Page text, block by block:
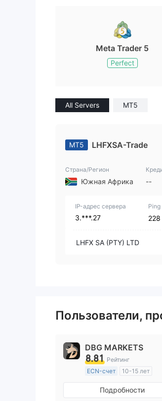
Meta Trader 5
Perfect
All Servers MT5
MT5 LHFXSA-Trade
Страна/Регион
Южная Африка --
IP-адрес сервера
3.***.27
Ping
228
LHFX SA (PTY) LTD
Пользователи,
DBG MARKETS
8.81 Рейтинг
ECN-счет
10-15 лет
Регулирование в
Маркет-Мейкинг (MM)
Подробности